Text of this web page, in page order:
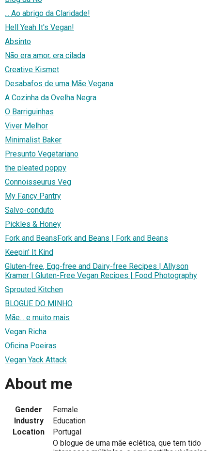
... Ao abrigo da Claridade!
Hell Yeah It's Vegan!
Absinto
Não era amor, era cilada
Creative Kismet
Desabafos de uma Mãe Vegana
A Cozinha da Ovelha Negra
O Barriguinhas
Viver Melhor
Minimalist Baker
Presunto Vegetariano
the pleated poppy
Connoisseurus Veg
My Fancy Pantry
Salvo-conduto
Pickles & Honey
Fork and BeansFork and Beans | Fork and Beans
Keepin' It Kind
Gluten-free, Egg-free and Dairy-free Recipes | Allyson
Kramer | Gluten-Free Vegan Recipes | Food Photography
Sprouted Kitchen
BLOGUE DO MINHO
Mãe... e muito mais
Vegan Richa
Oficina Poeiras
Vegan Yack Attack
About me
Gender
Female
Industry
Education
Location
Portugal
O blogue de uma mãe eclética, que tem tido